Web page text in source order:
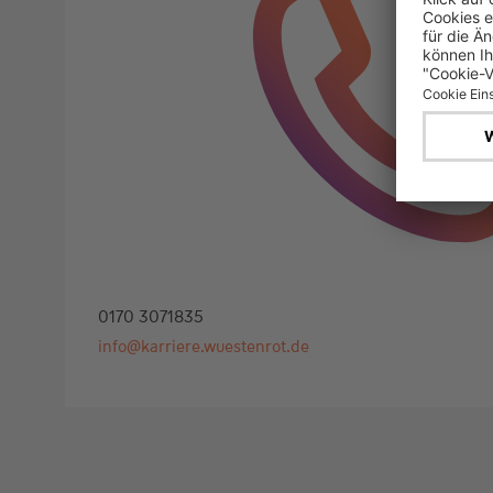
0170 3071835
info@karriere.wuestenrot.de